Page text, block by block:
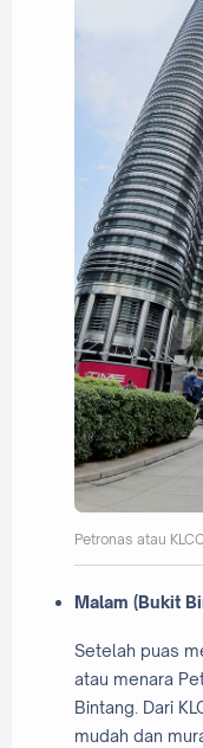
Petronas atau KLCC
Malam (Bukit
Setelah puas
atau menara
Bintang. Dari
mudah dan